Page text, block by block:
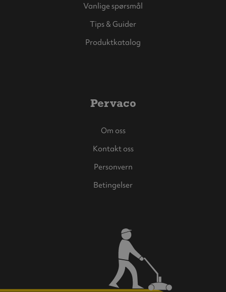
Vanlige spørsmål
Tips & Guider
Produktkatalog
Pervaco
Om oss
Kontakt oss
Personvern
Betingelser